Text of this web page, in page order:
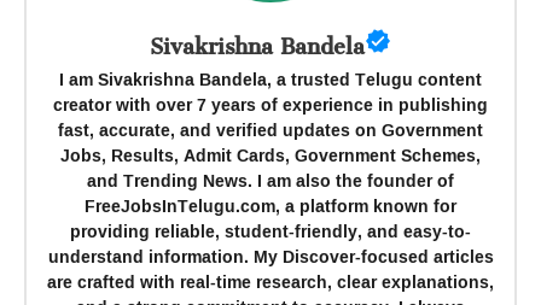
Sivakrishna Bandela
I am Sivakrishna Bandela, a trusted Telugu content
creator with over 7 years of experience in publishing
fast, accurate, and verified updates on Government
Jobs, Results, Admit Cards, Government Schemes,
and Trending News. I am also the founder of
FreeJobsInTelugu.com, a platform known for
providing reliable, student-friendly, and easy-to-
understand information. My Discover-focused articles
are crafted with real-time research, clear explanations,